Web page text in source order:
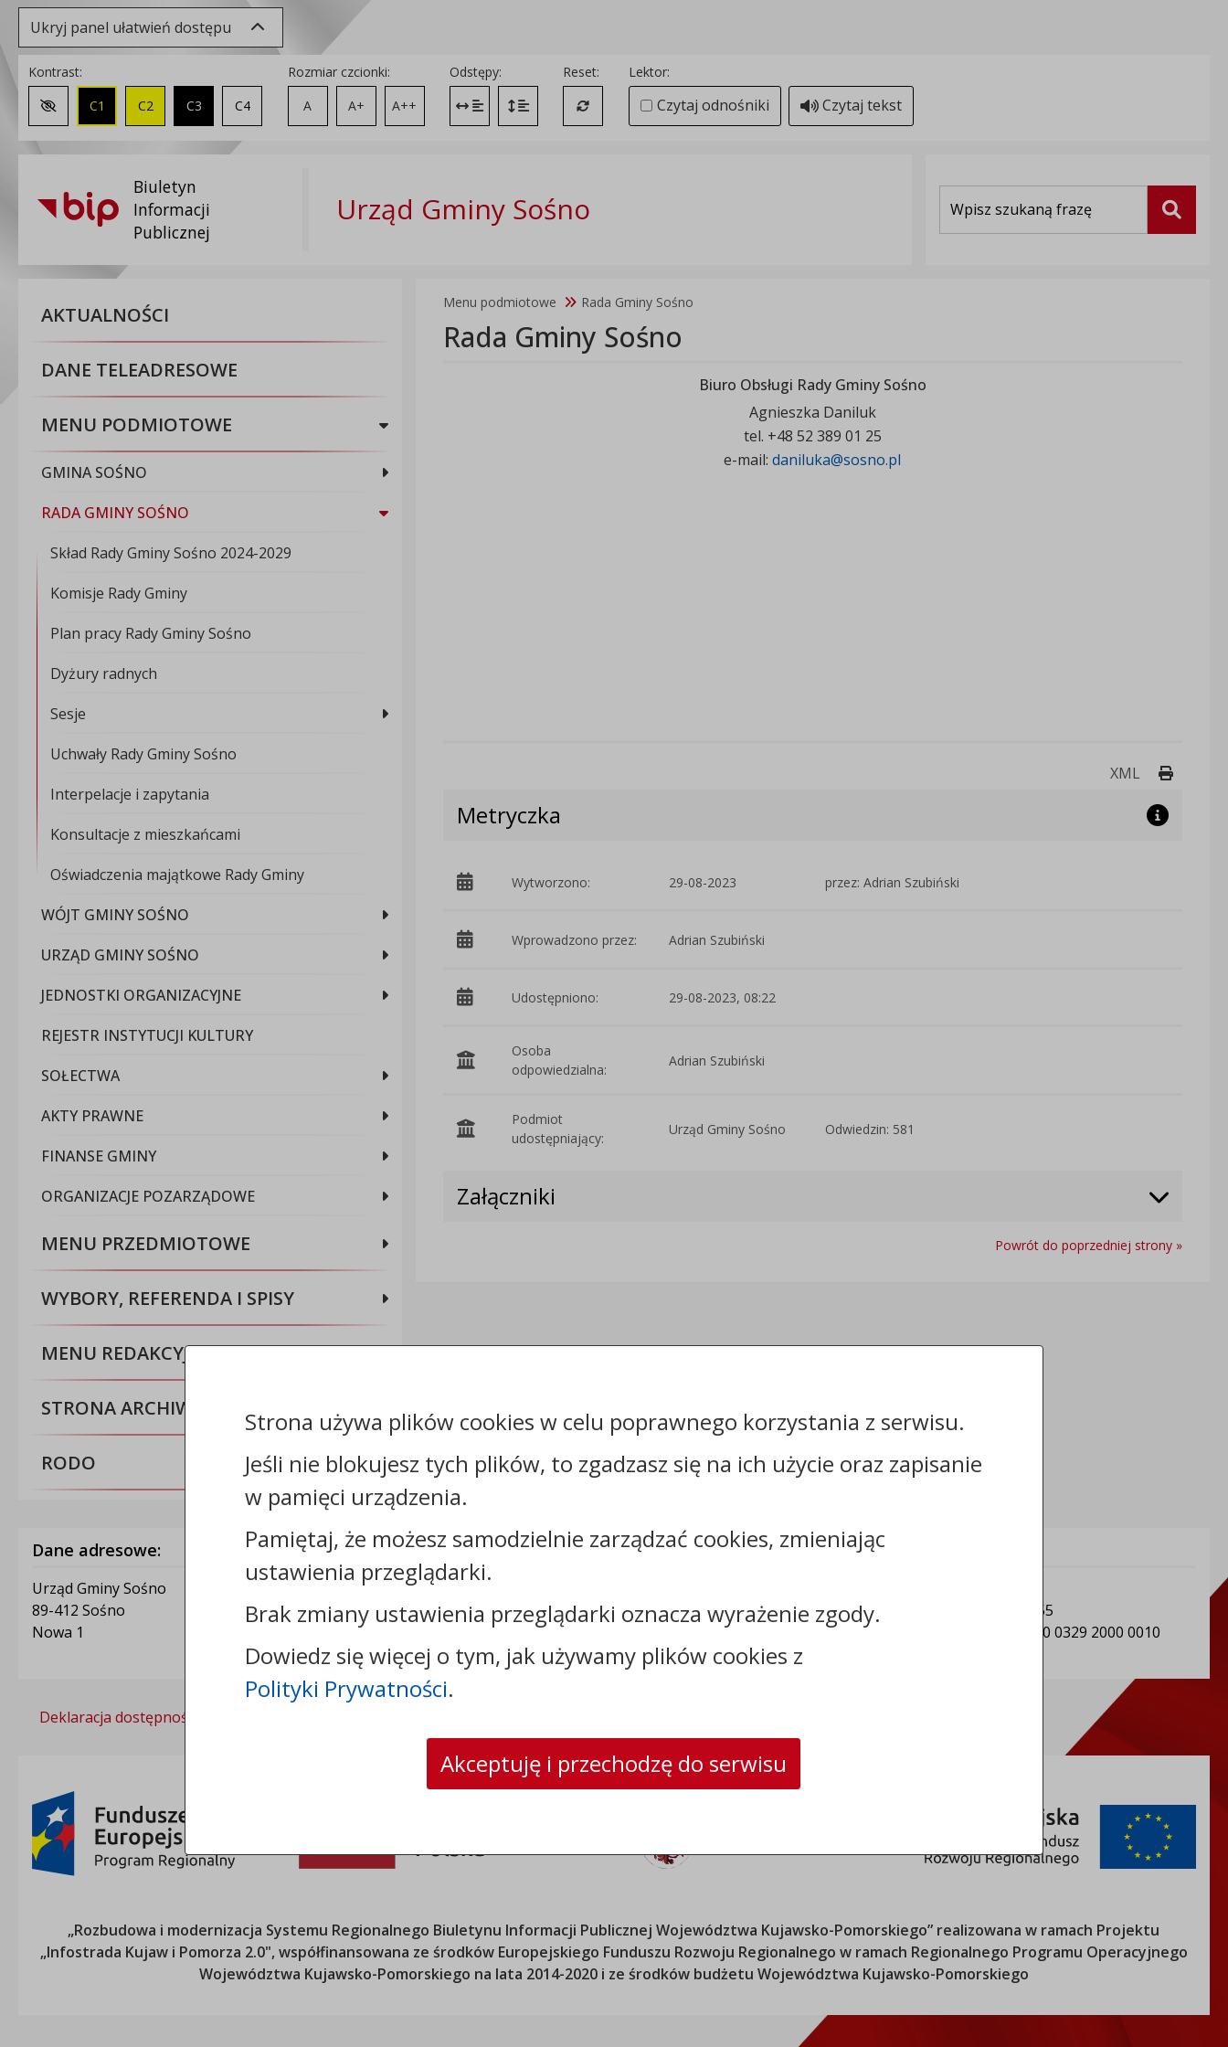
Ukryj panel ułatwień dostępu
Kontrast:
Zmień kontrast na domyślny
C1 C2 C3 C4
Rozmiar czcionki:
A
A+ A++
Odstępy:
Zmień odstęp między literami
Zmień interlinię i margines między paragrafami
Reset:
Przywróć ustawienia domyślne
Lektor:
Czytaj odnośniki Czytaj tekst
Biuletyn
Informacji
Publicznej
Urząd Gminy Sośno Szukaj
AKTUALNOŚCI
DANE TELEADRESOWE
MENU PODMIOTOWE
GMINA SOŚNO
RADA GMINY SOŚNO
Skład Rady Gminy Sośno 2024-2029
Komisje Rady Gminy
Plan pracy Rady Gminy Sośno
Dyżury radnych
Sesje
Uchwały Rady Gminy Sośno
Interpelacje i zapytania
Konsultacje z mieszkańcami
Oświadczenia majątkowe Rady Gminy
WÓJT GMINY SOŚNO
URZĄD GMINY SOŚNO
JEDNOSTKI ORGANIZACYJNE
REJESTR INSTYTUCJI KULTURY
SOŁECTWA
AKTY PRAWNE
FINANSE GMINY
ORGANIZACJE POZARZĄDOWE
MENU PRZEDMIOTOWE
WYBORY, REFERENDA I SPISY
MENU REDAKCYJNE
STRONA ARCHIWALNA BIP
RODO
Menu podmiotowe Rada Gminy Sośno
Rada Gminy Sośno
Biuro Obsługi Rady Gminy Sośno
Agnieszka Daniluk
tel. +48 52 389 01 25
e-mail:daniluka@sosno.pl
XML Drukuj
Metryczka
Wytworzono: 29-08-2023 przez: Adrian Szubiński
Wprowadzono przez: Adrian Szubiński
Udostępniono: 29-08-2023, 08:22
Osoba
odpowiedzialna:
Adrian Szubiński
Podmiot
udostępniający:
Urząd Gminy Sośno Odwiedzin: 581
Załączniki
Powrót do poprzedniej strony »
Dane adresowe:
Urząd Gminy Sośno
89-412 Sośno
Nowa 1
Kontakt:
tel.:
e-mail:sekretariat@sosno.pl
skrytka ePUAP: /0413032/SkrytkaESP
strona www:sosno.pl
Informacje dodatkowe:
REGON: Gmina Sośno: 092350955
Numer konta: 91 8162 0003 0000 0329 2000 0010
Deklaracja dostępności
„Rozbudowa i modernizacja Systemu Regionalnego Biuletynu Informacji PublicznejWojewództwa Kujawsko-Pomorskiego” realizowana w ramach Projektu
„Infostrada Kujaw i Pomorza 2.0", współfinansowana ze środków Europejskiego Funduszu Rozwoju Regionalnego w ramach Regionalnego Programu Operacyjnego
Województwa Kujawsko-Pomorskiego na lata 2014-2020 i ze środków budżetu Województwa Kujawsko-Pomorskiego
Strona używa plików cookies w celu poprawnego korzystania z serwisu.
Jeśli nie blokujesz tych plików, to zgadzasz się na ich użycie oraz zapisanie
w pamięci urządzenia.
Pamiętaj, że możesz samodzielnie zarządzać cookies, zmieniając
ustawienia przeglądarki.
Brak zmiany ustawienia przeglądarki oznacza wyrażenie zgody.
Dowiedz się więcej o tym, jak używamy plików cookies z
Polityki Prywatności.
Akceptuję i przechodzę do serwisu